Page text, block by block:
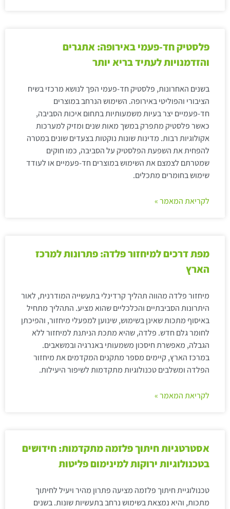
פלסטיק חד-פעמי באירופה: אתגרים
והזדמנויות לעתיד בריא יותר
בשנים האחרונות, פלסטיק חד-פעמי הפך לנושא מרכזי בשיח
הציבורי והפוליטי באירופה. השימוש הנרחב במוצרים
חד-פעמיים יצר בעיות משמעותיות בתחום איכות הסביבה,
כאשר פלסטיק מתפרק במשך מאות שנים ומזיק למערכות
אקולוגיות רבות. מדינות שונות נוקטות בצעדים שונים במטרה
להפחית את השפעת הפלסטיק על הסביבה, כמו חוקים
שמטרתם לצמצם את השימוש במוצרים חד-פעמיים או לעודד
שימוש בחומרים מתכלים.
לקריאת המאמר »
מפת דרכים למיחזור פלדה: פתרונות למרכז
הארץ
מיחזור פלדה מהווה תהליך קרדינלי בתעשייה המודרנית, לאור
היתרונות הסביבתיים והכלכליים שהוא מציע. התהליך מתחיל
באיסוף מתכות שאינן בשימוש, שינוען למפעלי מיחזור, והפיכתן
לחומר גלם חדש. פלדה, שהיא מתכת הניתנת למיחזור ללא
הגבלה, מאפשרת חיסכון משמעותי באנרגיה ובמשאבים.
במרכז הארץ, קיימים מספר מתקנים המקדמים את מיחזור
הפלדה ומשלבים טכנולוגיות מתקדמות לשיפור היעילות.
לקריאת המאמר »
אסטרטגיות חיתוך פלזמה מתקדמות: חידושים
בטכנולוגיות ירוקות למינימום פליטות
טכנולוגיית חיתוך פלזמה מציעה פתרון מהיר ויעיל לחיתוך
מתכות, והיא נמצאת בשימוש נרחב בתעשיות שונות. בשנים